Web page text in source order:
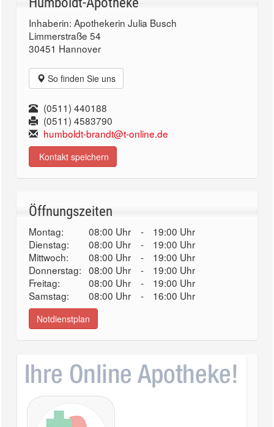
Inhaberin: Apothekerin Julia Busch
Limmerstraße 54
30451 Hannover
So finden Sie uns
(0511) 440188
(0511) 4583790
humboldt-brandt@t-online.de
Kontakt speichern
Öffnungszeiten
Montag: 08:00 Uhr -
19:00 Uhr
Dienstag:
08:00 Uhr -
19:00 Uhr
Mittwoch:
08:00 Uhr -
19:00 Uhr
Donnerstag: 08:00 Uhr -
19:00 Uhr
Freitag:
08:00 Uhr -
19:00 Uhr
Samstag:
08:00 Uhr - 16:00 Uhr
Notdienstplan